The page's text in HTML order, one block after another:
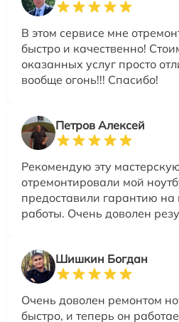
В этом сервисе мне
быстро и качественно!
оказанных услуг просто
вообще огонь!!! Спасибо!
Петров Алексей
Рекомендую эту
отремонтировали мой
предоставили гарантию
работы. Очень доволен
Шишкин Богдан
Очень доволен ремонтом
быстро, и теперь он